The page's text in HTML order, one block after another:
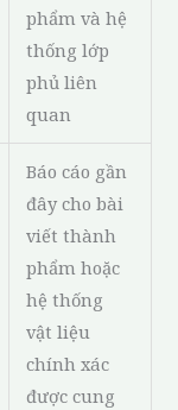
phẩm và hệ
thống lớp
phủ liên
quan
Báo cáo gần
đây cho bài
viết thành
phẩm hoặc
hệ thống
vật liệu
chính xác
được cung